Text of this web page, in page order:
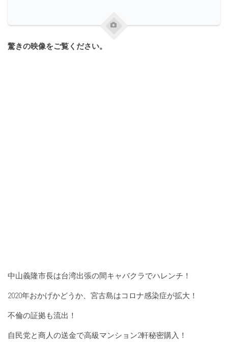
驚きの映像をご覧ください。
中山義隆市長は台湾出張の間キャバクラでハレンチ！
2020年おかげかどうか、宮古島はコロナ感染症が拡大！
不倫の証拠も流出！
自民党と商人の送金で高級マンション2軒秘密購入！